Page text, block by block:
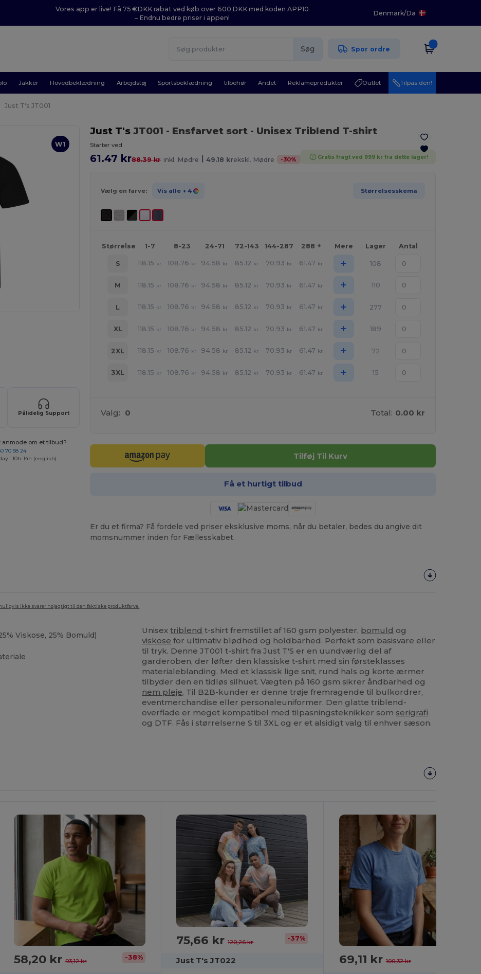
Vores app er live! Få 75 €DKK rabat ved køb over 600 DKK med koden APP10
– Endnu bedre priser i appen!
Denmark/Da
Søg Spor ordre
Jakker Hovedbeklædning Arbejdstøj Sportsbeklædning tilbehør Andet Reklameprodukter Outlet Tilpas den!
Just T's JT001
W1
Pålidelig Support
om et tilbud?
70 58 24
: 10h-14h (english)
Just T'sJT001 - Ensfarvet sort- Unisex Triblend T-shirt
Starter ved
61.47 kr88.39 kr inkl. Mødre | 49.18 krekskl. Mødre -30% Gratis fragt ved 999 kr fra dette lager!
Vælg en farve: Vis alle + 4 Størrelsesskema
Størrelse 1-7 8-23 24-71 72-143 144-287 288 + Mere Lager Antal
S 118.15 kr 108.76 kr 94.58 kr 85.12 kr 70.93 kr 61.47 kr + 108
M 118.15 kr 108.76 kr 94.58 kr 85.12 kr 70.93 kr 61.47 kr + 110
L 118.15 kr 108.76 kr 94.58 kr 85.12 kr 70.93 kr 61.47 kr + 277
XL 118.15 kr 108.76 kr 94.58 kr 85.12 kr 70.93 kr 61.47 kr + 189
2XL 118.15 kr 108.76 kr 94.58 kr 85.12 kr 70.93 kr 61.47 kr + 72
3XL 118.15 kr 108.76 kr 94.58 kr 85.12 kr 70.93 kr 61.47 kr + 15
Valg: 0 Total: 0.00 kr
Tilføj Til Kurv
Få et hurtigt tilbud
Er du et firma? Få fordele ved priser eksklusive moms, når du betaler, bedes du angive dit
momsnummer inden for Fællesskabet.
ikke svarer nøjagtigt til den faktiske produktfarve.
Viskose, 25% Bomuld)
Unisextriblend t-shirt fremstillet af 160 gsm polyester, bomuld og
viskose for ultimativ blødhed og holdbarhed. Perfekt som basisvare eller
til tryk. Denne JT001 t-shirt fra Just T'S er en uundværlig del af
garderoben, der løfter den klassiske t-shirt med sin førsteklasses
materialeblanding. Med et klassisk lige snit, rund hals og korte ærmer
tilbyder den en tidløs silhuet. Vægten på 160 gsm sikrer åndbarhed og
nem pleje. Til B2B-kunder er denne trøje fremragende til bulkordrer,
eventmerchandise eller personaleuniformer. Den glatte triblend-
overflade er meget kompatibel med tilpasningsteknikker som serigrafi
og DTF. Fås i størrelserne S til 3XL og er et alsidigt valg til enhver sæson.
58,20 kr 93,12 kr -38%
75,66 kr120,26 kr -37%
Just T's JT022 69,11 kr 100,32 kr